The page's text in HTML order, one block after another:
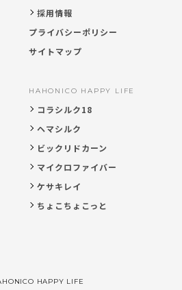
HAHONICO HAPPY LIFE
コラシルク18
ヘマシルク
ビックリドカーン
マイクロファイバー
ケサキレイ
ちょこちょこっと
採用情報
プライバシーポリシー
サイトマップ
HAPPY LIFE